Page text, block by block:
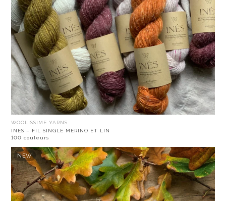
WOOLISSIME YARNS
INES – FIL SINGLE MERINO ET LIN
100 couleurs
NEW